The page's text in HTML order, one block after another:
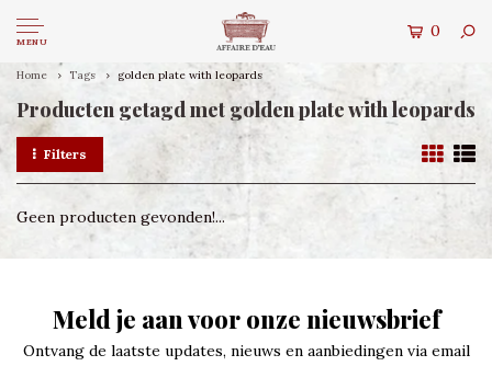
MENU
0
Home Tags golden plate with leopards
Producten getagd met golden plate with leopards
Filters
Geen producten gevonden!...
Meld je aan voor onze nieuwsbrief
Ontvang de laatste updates, nieuws en aanbiedingen via email